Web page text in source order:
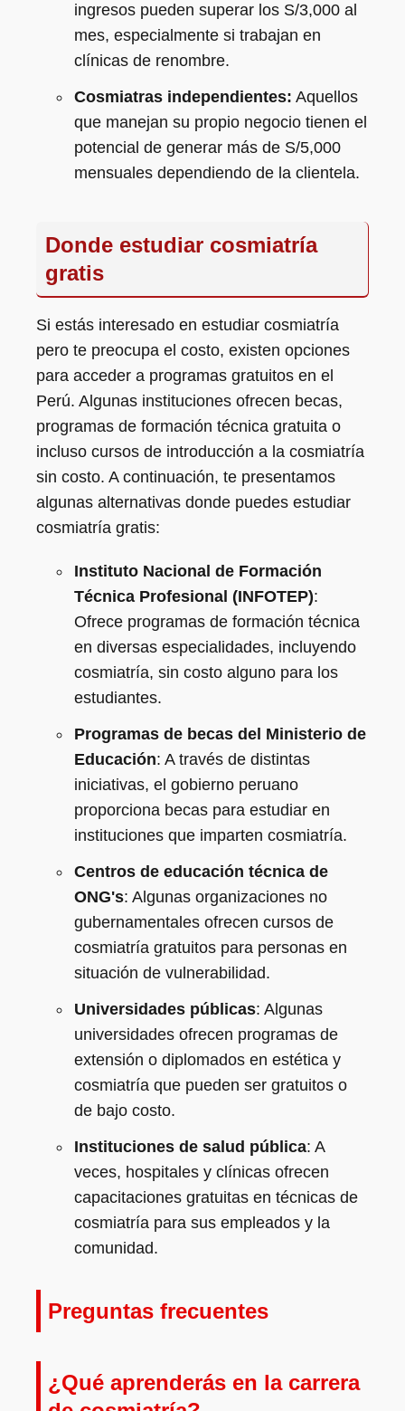
ingresos pueden superar los S/3,000 al
mes, especialmente si trabajan en
clínicas de renombre.
Cosmiatras independientes: Aquellos
que manejan su propio negocio tienen el
potencial de generar más de S/5,000
mensuales dependiendo de la clientela.
Donde estudiar cosmiatría
gratis
Si estás interesado en estudiar cosmiatría
pero te preocupa el costo, existen opciones
para acceder a programas gratuitos en el
Perú. Algunas instituciones ofrecen becas,
programas de formación técnica gratuita o
incluso cursos de introducción a la cosmiatría
sin costo. A continuación, te presentamos
algunas alternativas donde puedes estudiar
cosmiatría gratis:
Instituto Nacional de Formación
Técnica Profesional (INFOTEP):
Ofrece programas de formación técnica
en diversas especialidades, incluyendo
cosmiatría, sin costo alguno para los
estudiantes.
Programas de becas del Ministerio de
Educación: A través de distintas
iniciativas, el gobierno peruano
proporciona becas para estudiar en
instituciones que imparten cosmiatría.
Centros de educación técnica de
ONG's: Algunas organizaciones no
gubernamentales ofrecen cursos de
cosmiatría gratuitos para personas en
situación de vulnerabilidad.
Universidades públicas: Algunas
universidades ofrecen programas de
extensión o diplomados en estética y
cosmiatría que pueden ser gratuitos o
de bajo costo.
Instituciones de salud pública: A
veces, hospitales y clínicas ofrecen
capacitaciones gratuitas en técnicas de
cosmiatría para sus empleados y la
comunidad.
Preguntas frecuentes
¿Qué aprenderás en la carrera